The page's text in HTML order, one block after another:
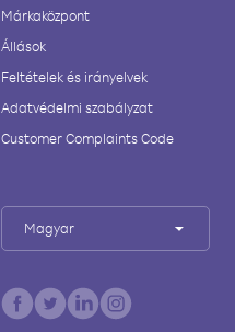
Márkaközpont
Állások
Feltételek és irányelvek
Adatvédelmi szabályzat
Customer Complaints Code
Magyar